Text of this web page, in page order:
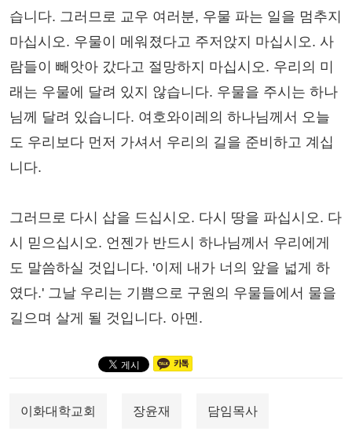
습니다. 그러므로 교우 여러분, 우물 파는 일을 멈추지
마십시오. 우물이 메워졌다고 주저앉지 마십시오. 사
람들이 빼앗아 갔다고 절망하지 마십시오. 우리의 미
래는 우물에 달려 있지 않습니다. 우물을 주시는 하나
님께 달려 있습니다. 여호와이레의 하나님께서 오늘
도 우리보다 먼저 가셔서 우리의 길을 준비하고 계십
니다.
그러므로 다시 삽을 드십시오. 다시 땅을 파십시오. 다
시 믿으십시오. 언젠가 반드시 하나님께서 우리에게
도 말씀하실 것입니다. '이제 내가 너의 앞을 넓게 하
였다.' 그날 우리는 기쁨으로 구원의 우물들에서 물을
길으며 살게 될 것입니다. 아멘.
이화대학교회 장윤재 담임목사